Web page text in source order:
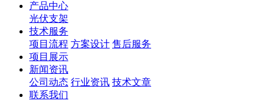
产品中心
光伏支架
技术服务
项目流程 方案设计 售后服务
项目展示
新闻资讯
公司动态 行业资讯 技术文章
联系我们